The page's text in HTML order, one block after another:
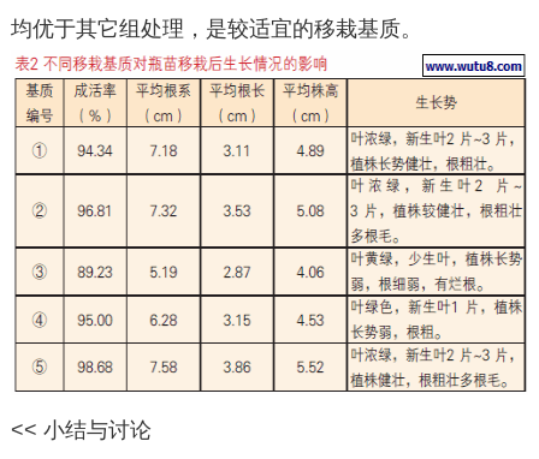
均优于其它组处理，是较适宜的移栽基质。
<< 小结与讨论